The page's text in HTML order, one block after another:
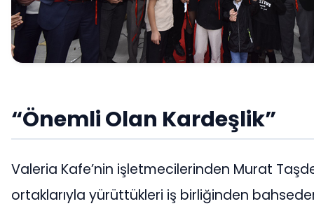
“Önemli Olan Kardeşlik”
Valeria Kafe’nin işletmecilerinden Murat
ortaklarıyla yürüttükleri iş birliğinden